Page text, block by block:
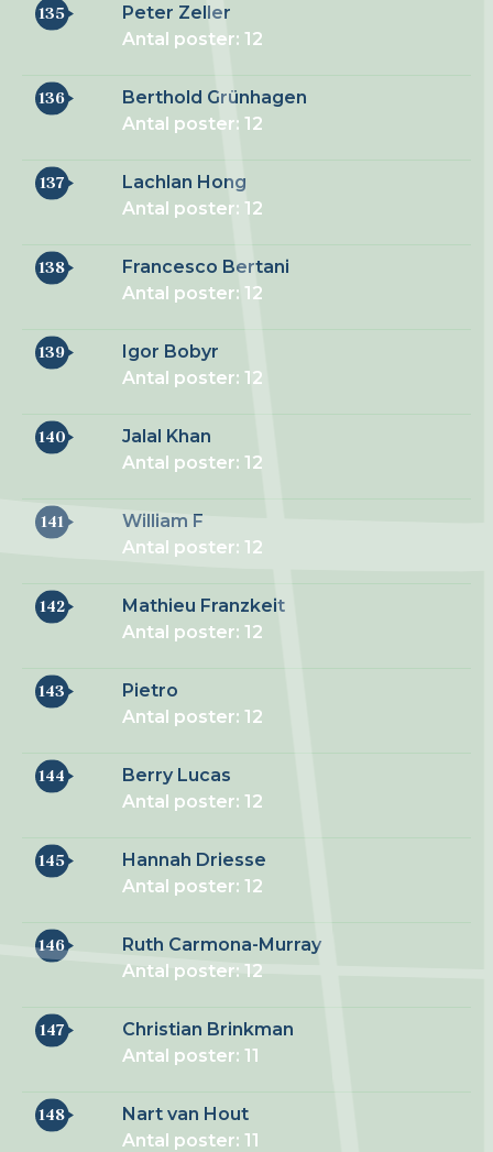
135
Peter Zeller
Antal poster: 12
136
Berthold Grünhagen
Antal poster: 12
137
Lachlan Hong
Antal poster: 12
138
Francesco Bertani
Antal poster: 12
139
Igor Bobyr
Antal poster: 12
140
Jalal Khan
Antal poster: 12
141
William F
Antal poster: 12
142
Mathieu Franzkeit
Antal poster: 12
143
Pietro
Antal poster: 12
144
Berry Lucas
Antal poster: 12
145
Hannah Driesse
Antal poster: 12
146
Ruth Carmona-Murray
Antal poster: 12
147
Christian Brinkman
Antal poster: 11
148
Nart van Hout
Antal poster: 11